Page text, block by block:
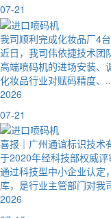
07-21
我司顺利完成化妆品厂4
近日，我司伟依捷技术团
高端喷码机的进场安装、
化妆品行业对赋码精度、
2026
07-21
喜报｜广州通谊标识技术
于2020年经科技部权威
通过科技型中小企业认定
库，是行业主管部门对我
2026